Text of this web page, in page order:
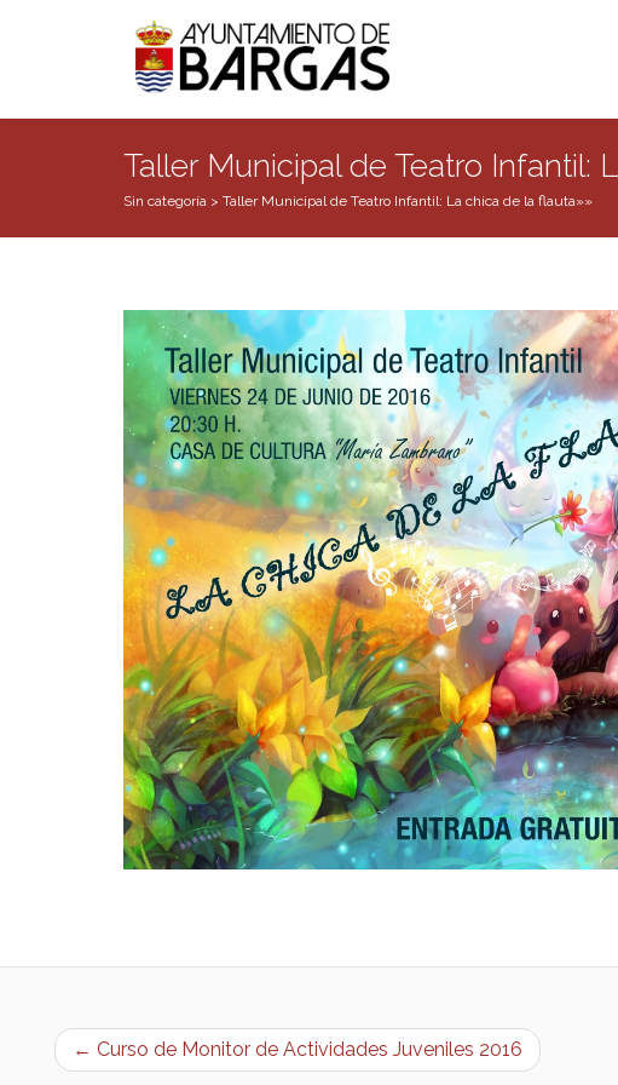
Taller Municipal de Teatro Infantil:
Sin categoría > Taller Municipal de Teatro Infantil: La chica de la flauta»»
← Curso de Monitor de Actividades Juveniles 2016